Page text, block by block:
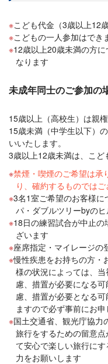
こども代金（3歳以上12
こどもの一人参加はでき
12歳以上20歳未満の方
なります
未成年同士のご参加の
15歳以上（高校生）は親
15歳未満（中学生以下）
いいたします。
3歳以上12歳未満は、こど
禁煙・喫煙のご希望は承
り、確約するものでは
3名1室ご希望のお客様に
パ・ダブルツリーbyの
18日の練習試合が中止
ざいます
座席指定・マイレージの
慢性疾患をお持ちの方・
様の状況によっては、
慮、措置が必要になる
慮、措置が必要となる
ますので必ず事前にお
国土交通省、観光庁協力
旅行をするための留意
て安心で楽しい旅行に
力をお願いします